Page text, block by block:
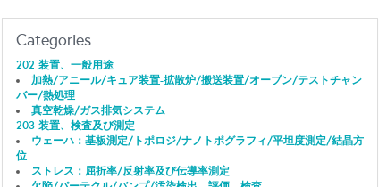
Categories
202 装置、一般用途
加熱/アニール/キュア装置-拡散炉/搬送装置/オーブン/テストチャン
バー/熱処理
真空乾燥/ガス排気システム
203 装置、検査及び測定
ウェーハ：基板測定/トポロジ/ナノトポグラフィ/平坦度測定/結晶方
位
ストレス：屈折率/反射率及び伝導率測定